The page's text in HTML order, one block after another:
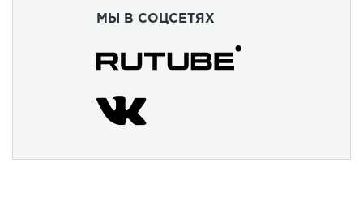
МЫ В СОЦСЕТЯХ